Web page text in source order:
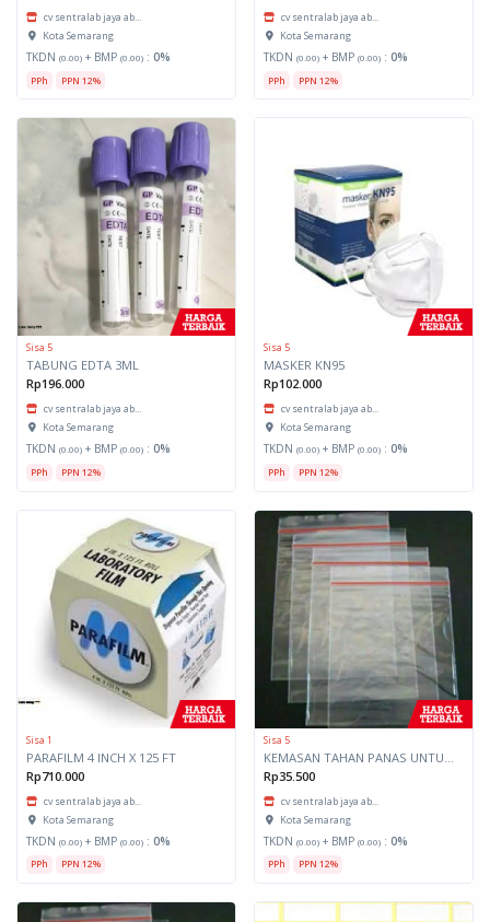
cv sentralab jaya ab...
Kota Semarang
TKDN (0.00) + BMP (0.00) : 0%
PPh PPN 12%
cv sentralab jaya ab...
Kota Semarang
TKDN (0.00) + BMP (0.00) : 0%
PPh PPN 12%
Sisa 5
TABUNG EDTA 3ML
Rp196.000
cv sentralab jaya ab...
Kota Semarang
TKDN (0.00) + BMP (0.00) : 0%
PPh PPN 12%
Sisa 5
MASKER KN95
Rp102.000
cv sentralab jaya ab...
Kota Semarang
TKDN (0.00) + BMP (0.00) : 0%
PPh PPN 12%
Sisa 1
PARAFILM 4 INCH X 125 FT
Rp710.000
cv sentralab jaya ab...
Kota Semarang
TKDN (0.00) + BMP (0.00) : 0%
PPh PPN 12%
Sisa 5
Rp35.500
cv sentralab jaya ab...
Kota Semarang
TKDN (0.00) + BMP (0.00) : 0%
PPh PPN 12%